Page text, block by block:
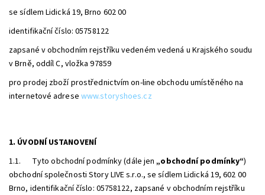
se sídlem Lidická 19, Brno 602 00
identifikační číslo:05758122
zapsané v obchodním rejstříku vedeném vedená u Krajského soudu
v Brně, oddílC, vložka 97859
pro prodej zboží prostřednictvím on-line obchodu umístěného na
internetové adrese www.storyshoes.cz
1. ÚVODNÍ USTANOVENÍ
1.1. Tyto obchodní podmínky (dále jen„obchodní podmínky“)
obchodní společnostiStory LIVE s.r.o., se sídlemLidická 19, 602 00
Brno, identifikační číslo: 05758122, zapsané v obchodním rejstříku